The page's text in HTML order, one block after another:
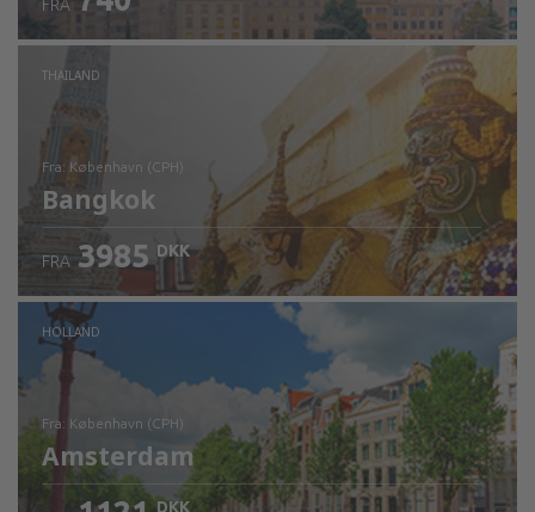
Kontrollér oplysninger
FRA
THAILAND
fra: København (CPH)
Bangkok
Kontrollér oplysninger
FRA 3985 DKK
HOLLAND
fra: København (CPH)
Amsterdam
DKK